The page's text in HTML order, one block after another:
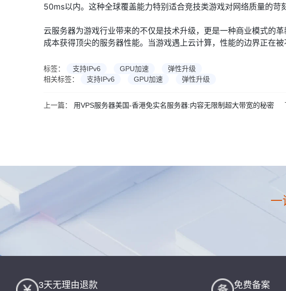
50ms以内。这种全球覆盖能力特别适合竞技类游戏对网络质量的苛
云服务器为游戏行业带来的不仅是技术升级，更是一种商业模式的
成本获得顶尖的服务器性能。当游戏遇上云计算，性能的边界正在被
标签： 支持IPv6 GPU加速
弹性升级
相关标签：
支持IPv6 GPU加速 弹性升级
上一篇： 用VPS服务器美国-香港免实名服务器:内容无限制超大带宽的秘密
一
3天无理由退款 免费备案